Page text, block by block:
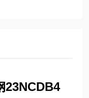
23NCDB4